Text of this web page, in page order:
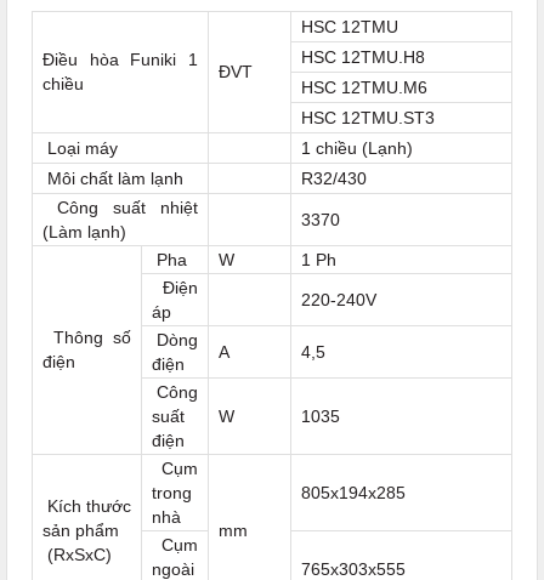
Điều hòa Funiki 1
chiều
ĐVT
HSC 12TMU
HSC 12TMU.H8
HSC 12TMU.M6
HSC 12TMU.ST3
Loại máy
1 chiều (Lạnh)
Môi chất làm lạnh
R32/430
Công suất nhiệt
(Làm lạnh)
3370
Thông số
điện
Pha W
1 Ph
Điện
áp
220-240V
Dòng
điện
A 4,5
Công
suất
điện
W 1035
Kích thước
sản phẩm
(RxSxC)
Cụm
trong
nhà
mm
805x194x285
Cụm
ngoài
765x303x555